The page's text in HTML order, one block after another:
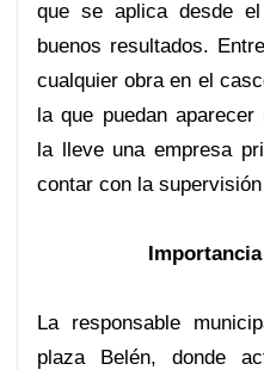
que se aplica desde
buenos resultados.
cualquier obra en el
la que puedan
la lleve una empresa
contar con la
La responsable
plaza Belén, donde